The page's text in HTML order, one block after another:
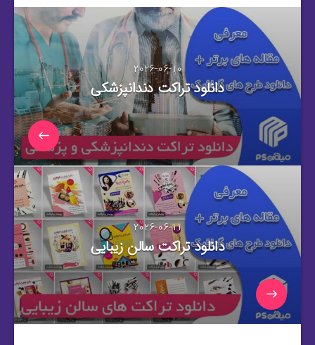
2026-06-10
دانلود تراکت دندانپزشکی
2026-06-11
دانلود تراکت سالن زیبایی